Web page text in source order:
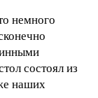
немного
состоял из
наших